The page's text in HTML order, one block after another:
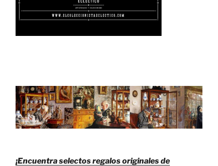
¡Encuentra selectos regalos originales de